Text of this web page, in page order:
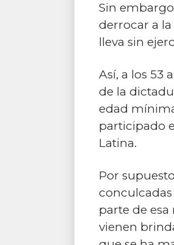
Sin
derrocar a
lleva sin
Así, a los 53
de la
edad
participado
Latina.
Por
parte de
vienen